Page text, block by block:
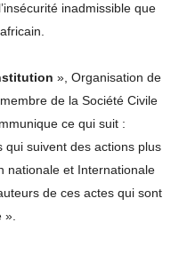
inadmissible que
», Organisation de
de la Société Civile
ce qui suit :
qui suivent des actions plus
nationale et Internationale
de ces actes qui sont
».